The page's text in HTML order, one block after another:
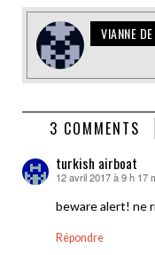
VIANNE
3 COMMENTS
turkish airboat
dit :
12 avril 2017 à 9 h 17
beware alert! ne
Répondre